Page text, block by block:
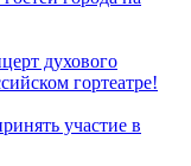
духового
гортеатре!
участие в